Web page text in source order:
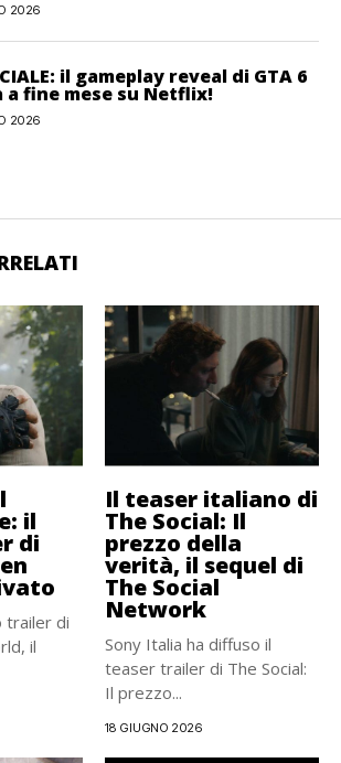
2026
il gameplay reveal di GTA 6
a fine mese su Netflix!
2026
il
di
trailer di
il
Il teaser italiano di
The Social: Il
prezzo della
verità, il sequel di
The Social
Network
Sony Italia ha diffuso il
teaser trailer di The Social:
Il prezzo...
18 GIUGNO 2026